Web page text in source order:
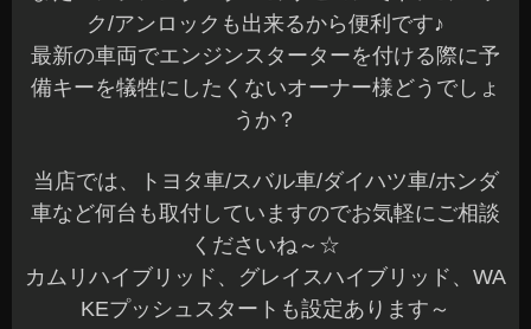
ク/アンロックも出来るから便利です♪
最新の車両でエンジンスターターを付ける際に予
備キーを犠牲にしたくないオーナー様どうでしょ
うか？
当店では、トヨタ車/スバル車/ダイハツ車/ホンダ
車など何台も取付していますのでお気軽にご相談
くださいね～☆
カムリハイブリッド、グレイスハイブリッド、WA
KEプッシュスタートも設定あります～